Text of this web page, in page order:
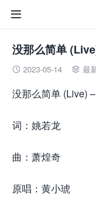

没那么简单
 2023-05-14  最
没那么简单 (Live)
词：姚若龙
曲：萧煌奇
原唱：黄小琥